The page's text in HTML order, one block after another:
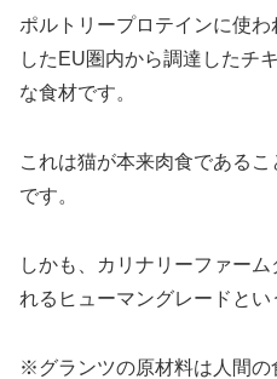
ポルトリープロテインに使
したEU圏内から調達したチ
な食材です。
これは猫が本来肉食である
です。
しかも、カリナリーファー
れるヒューマングレードとい
※グランツの原材料は人間の